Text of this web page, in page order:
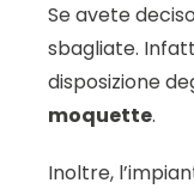
Se avete
sbagliate.
disposizione
moquette.
Inoltre,